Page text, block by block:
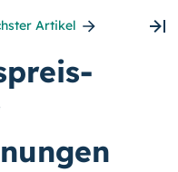
Artikel